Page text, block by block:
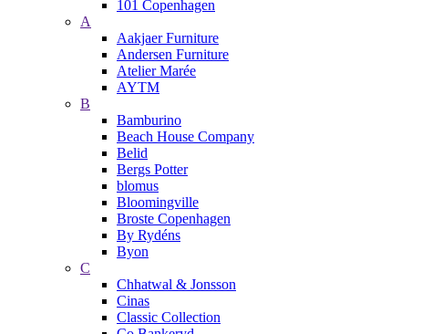
101 Copenhagen
A
Aakjaer Furniture
Andersen Furniture
Atelier Marée
AYTM
B
Bamburino
Beach House Company
Belid
Bergs Potter
blomus
Bloomingville
Broste Copenhagen
By Rydéns
Byon
C
Chhatwal & Jonsson
Cinas
Classic Collection